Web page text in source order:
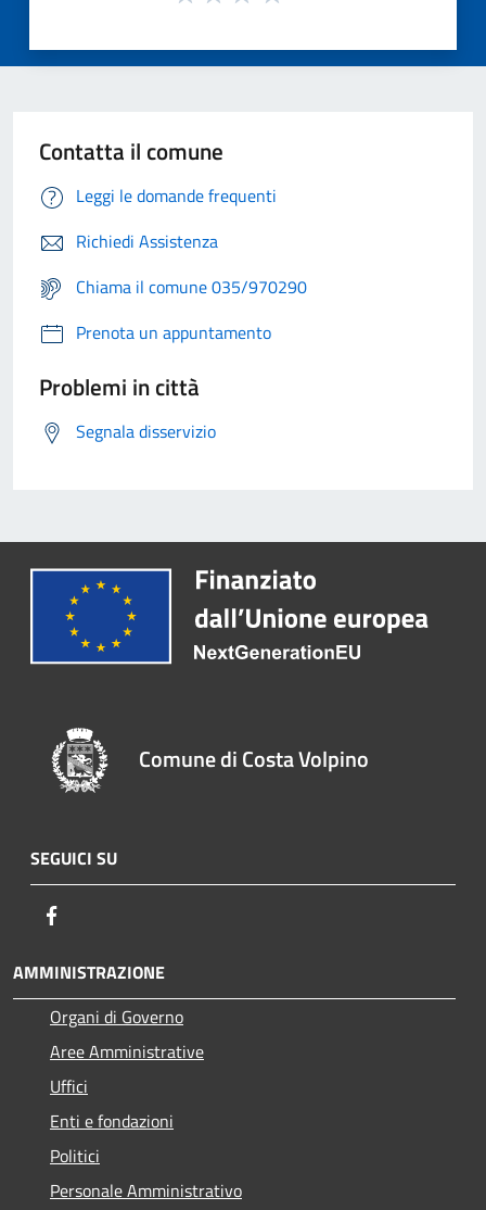
Contatta il comune
Leggi le domande frequenti
Richiedi Assistenza
Chiama il comune 035/970290
Prenota un appuntamento
Problemi in città
Segnala disservizio
Comune di Costa Volpino
SEGUICI SU
AMMINISTRAZIONE
Organi di Governo
Aree Amministrative
Uffici
Enti e fondazioni
Politici
Personale Amministrativo